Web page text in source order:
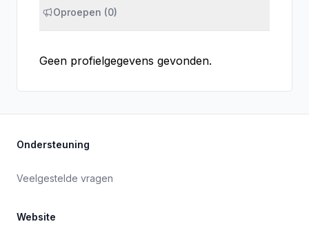
Oproepen (0)
Geen profielgegevens gevonden.
Ondersteuning
Veelgestelde vragen
Website